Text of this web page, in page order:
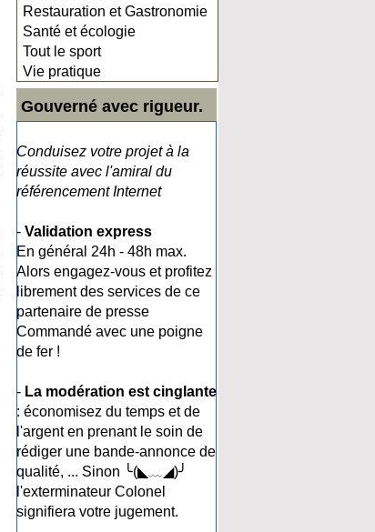
Restauration et Gastronomie
Santé et écologie
Tout le sport
Vie pratique
Gouverné avec rigueur.
Conduisez votre projet à la
réussite avec l'amiral du
référencement Internet
- Validation express
En général 24h - 48h max.
Alors engagez-vous et profitez
librement des services de ce
partenaire de presse
Commandé avec une poigne
de fer !
- La modération est cinglante
: économisez du temps et de
l'argent en prenant le soin de
rédiger une bande-annonce de
qualité, ... Sinon ╰(◣﹏◢)╯
l'exterminateur Colonel
signifiera votre jugement.